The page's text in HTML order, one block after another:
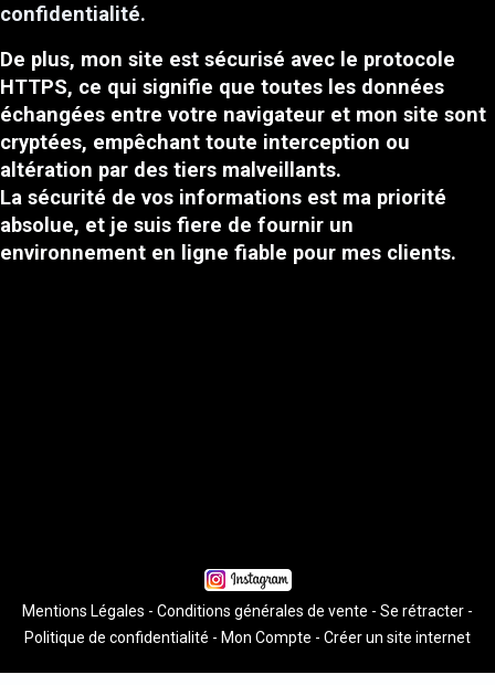
confidentialité.
De plus, mon site est sécurisé avec le protocole
HTTPS, ce qui signifie que toutes les données
échangées entre votre navigateur et mon site sont
cryptées, empêchant toute interception ou
altération par des tiers malveillants.
La sécurité de vos informations est ma priorité
absolue, et je suis fiere de fournir un
environnement en ligne fiable pour mes clients.
Mentions Légales Conditions générales de vente
Se rétracter
Politique de confidentialité
Mon Compte Créer un site internet